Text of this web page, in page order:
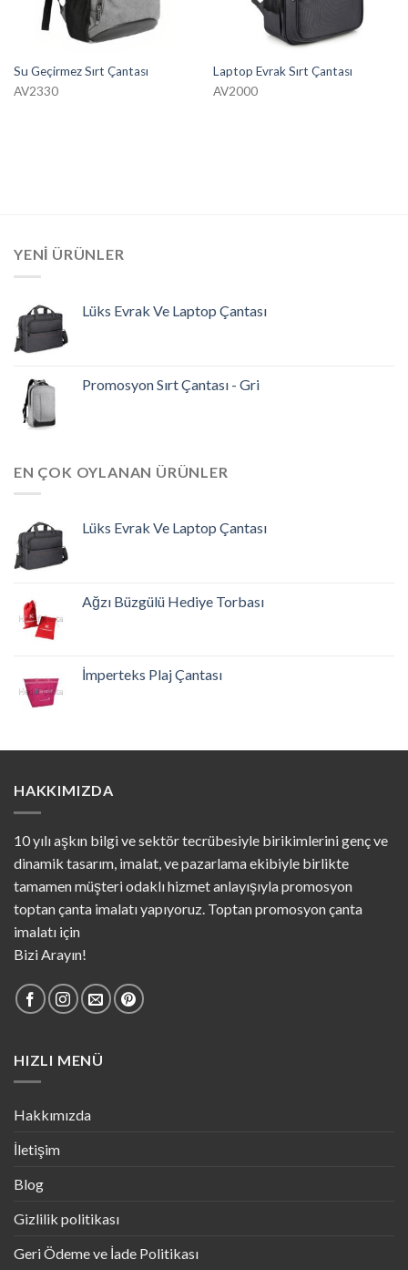
Su Geçirmez Sırt Çantası
AV2330
Laptop Evrak Sırt Çantası
AV2000
YENI ÜRÜNLER
Lüks Evrak Ve Laptop Çantası
Promosyon Sırt Çantası - Gri
EN ÇOK OYLANAN ÜRÜNLER
Lüks Evrak Ve Laptop Çantası
Ağzı Büzgülü Hediye Torbası
İmperteks Plaj Çantası
HAKKIMIZDA
10 yılı aşkın bilgi ve sektör tecrübesiyle birikimlerini genç ve
dinamik tasarım, imalat, ve pazarlama ekibiyle birlikte
tamamen müşteri odaklı hizmet anlayışıyla promosyon
toptan çanta imalatı yapıyoruz. Toptan promosyon çanta
imalatı için
Bizi Arayın!
HIZLI MENÜ
Hakkımızda
İletişim
Blog
Gizlilik politikası
Geri Ödeme ve İade Politikası